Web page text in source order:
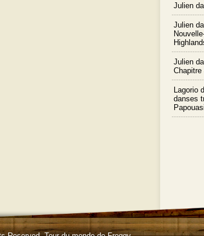
Julien
Julien
Julien
Lagorio
danses